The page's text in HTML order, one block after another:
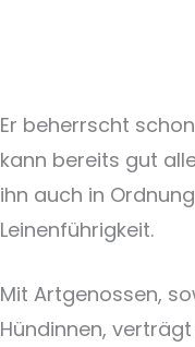
Er beherrscht
kann bereits gut
ihn auch in
Leinenführigkeit.
Mit Artgenossen,
Hündinnen,